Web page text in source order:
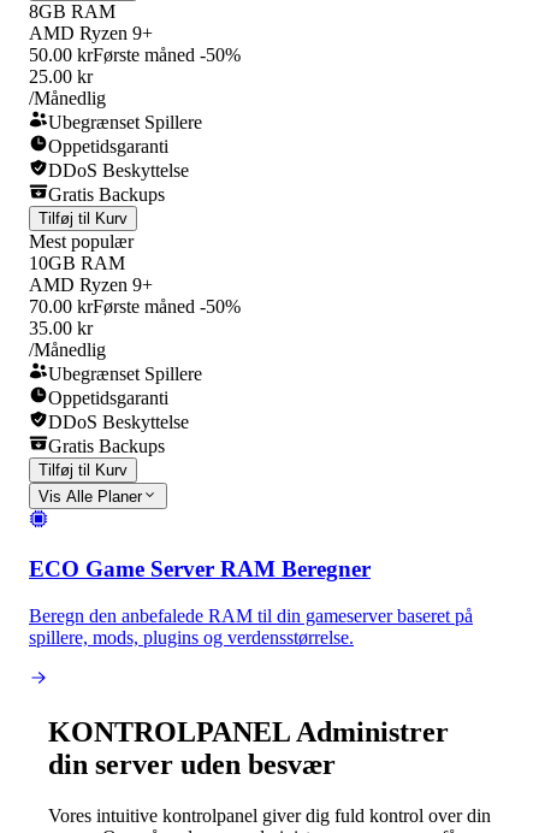
8GB RAM
AMD Ryzen 9+
50.00 krFørste måned -50%
25.00 kr
/Månedlig
Ubegrænset Spillere
Oppetidsgaranti
DDoS Beskyttelse
Gratis Backups
Tilføj til Kurv
Mest populær
10GB RAM
AMD Ryzen 9+
70.00 krFørste måned -50%
35.00 kr
/Månedlig
Ubegrænset Spillere
Oppetidsgaranti
DDoS Beskyttelse
Gratis Backups
Tilføj til Kurv
Vis Alle Planer
ECO Game Server RAM Beregner
Beregn den anbefalede RAM til din gameserver baseret på
spillere, mods, plugins og verdensstørrelse.
KONTROLPANEL Administrer
din server uden besvær
Vores intuitive kontrolpanel giver dig fuld kontrol over din